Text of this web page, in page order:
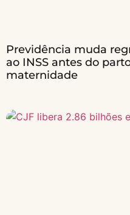
Previdência muda
ao INSS antes do
maternidade